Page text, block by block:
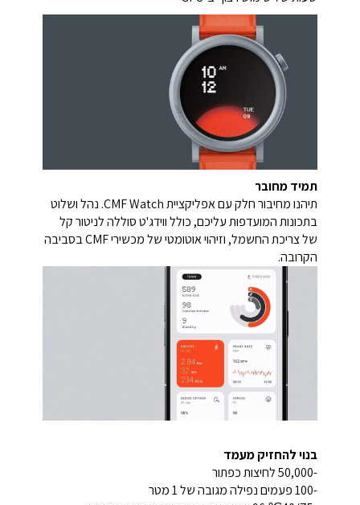
תמיד מחובר
תיהנו מחיבור חלק עם אפליקציית CMF Watch. נהל ושלוט
בתכונות המועדפות עליכם, כולל ווידג'ט סוללה לניטור קל
של צריכת החשמל, וזיהוי אוטומטי של מכשירי CMF בסביבה
הקרובה.
בנוי להחזיק מעמד
-50,000 לחיצות כפתור
-100 פעמים נפילה מגובה של 1 מטר